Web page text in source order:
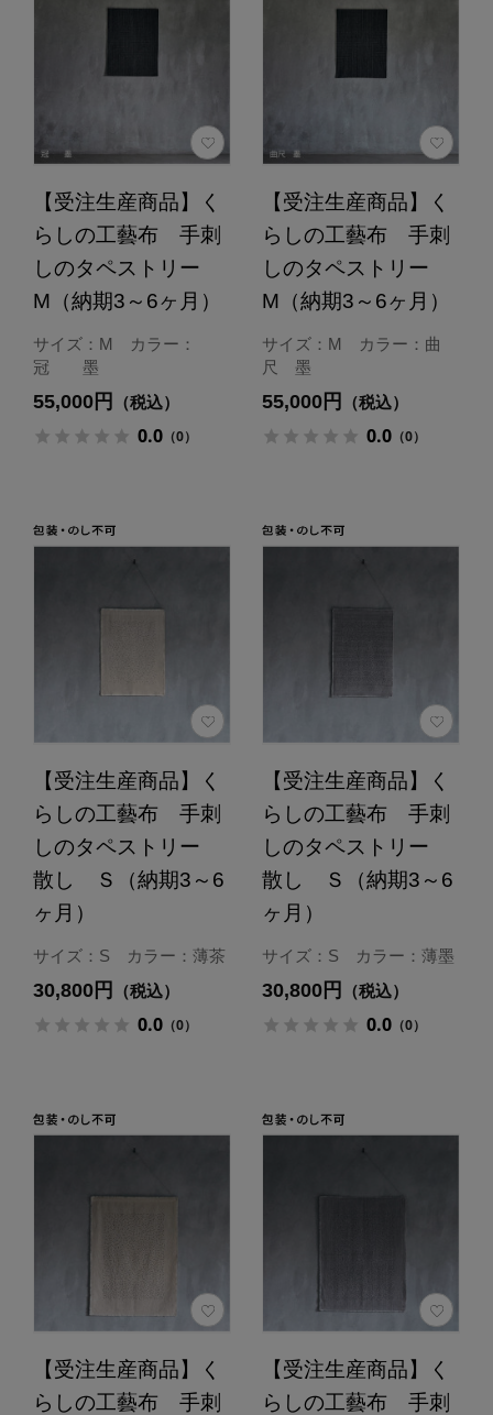
【受注生産商品】く
らしの工藝布 手刺
しのタペストリー
M（納期3～6ヶ月）
サイズ：M カラー：
冠 墨
55,000円 （税込）
0.0（0）
【受注生産商品】く
らしの工藝布 手刺
しのタペストリー
M（納期3～6ヶ月）
サイズ：M カラー：曲
尺 墨
55,000円 （税込）
0.0（0）
【受注生産商品】く
らしの工藝布 手刺
しのタペストリー
散し Ｓ（納期3～6
ヶ月）
サイズ：S カラー：薄茶
30,800円 （税込）
0.0（0）
【受注生産商品】く
らしの工藝布 手刺
しのタペストリー
散し Ｓ（納期3～6
ヶ月）
サイズ：S カラー：薄墨
30,800円 （税込）
0.0（0）
【受注生産商品】く
らしの工藝布 手刺
【受注生産商品】く
らしの工藝布 手刺